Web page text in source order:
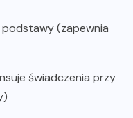
podstawy (zapewnia
świadczenia przy